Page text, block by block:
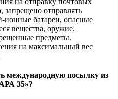
отправлять
ионные батареи, опасные
вещества, оружие,
предметы.
на максимальный вес
международную посылку из
35»?